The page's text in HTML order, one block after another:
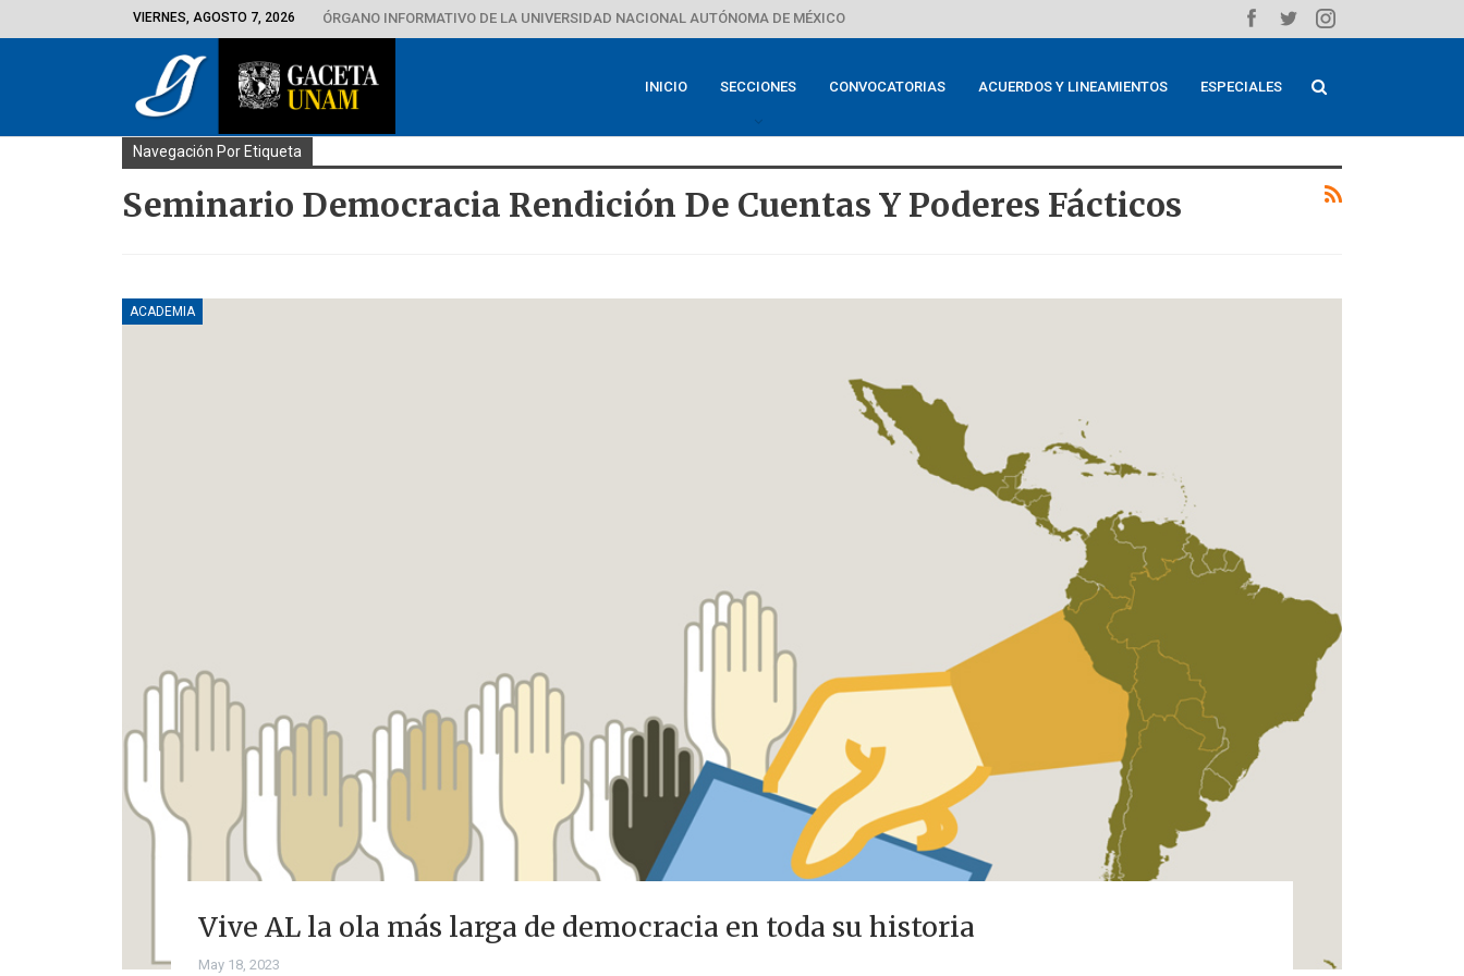
VIERNES, AGOSTO 7, 2026 ÓRGANO INFORMATIVO DE LA UNIVERSIDAD NACIONAL AUTÓNOMA DE MÉXICO
INICIO SECCIONES CONVOCATORIAS ACUERDOS Y LINEAMIENTOS ESPECIALES
Navegación Por Etiqueta
Seminario Democracia Rendición De Cuentas Y Poderes Fácticos
ACADEMIA
Vive AL la ola más larga de democracia en toda su historia
May 18, 2023